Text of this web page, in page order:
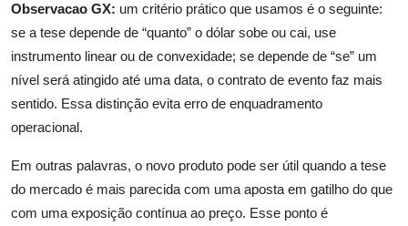
Observacao GX: um critério prático que usamos é o seguinte:
se a tese depende de “quanto” o dólar sobe ou cai, use
instrumento linear ou de convexidade; se depende de “se” um
nível será atingido até uma data, o contrato de evento faz mais
sentido. Essa distinção evita erro de enquadramento
operacional.
Em outras palavras, o novo produto pode ser útil quando a tese
do mercado é mais parecida com uma aposta em gatilho do que
com uma exposição contínua ao preço. Esse ponto é